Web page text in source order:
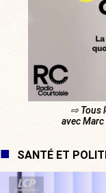
⇨ Tous
avec
SANTÉ ET